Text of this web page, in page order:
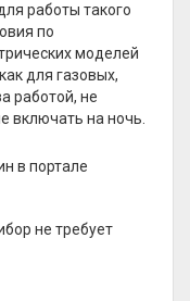
работы такого
по
моделей
для газовых,
работой, не
включать на ночь.